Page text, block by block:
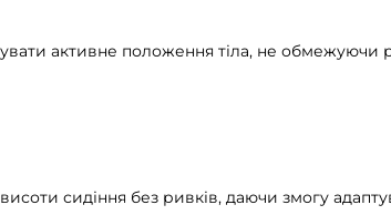
активне положення тіла, не обмежуючи
сидіння без ривків, даючи змогу